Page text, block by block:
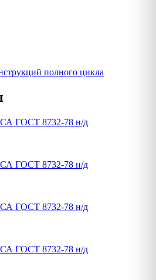
полного цикла
ГОСТ 8732-78 н/д
ГОСТ 8732-78 н/д
ГОСТ 8732-78 н/д
ГОСТ 8732-78 н/д